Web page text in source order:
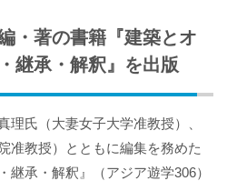
・著の書籍『建築とオ
継承・解釈』を出版
理氏（大妻女子大学准教授）、
准教授）とともに編集を務めた
承・解釈』（アジア遊学306）